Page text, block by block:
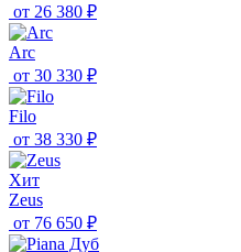
от 26 380 ₽
Arc
от 30 330 ₽
Filo
от 38 330 ₽
Хит
Zeus
от 76 650 ₽